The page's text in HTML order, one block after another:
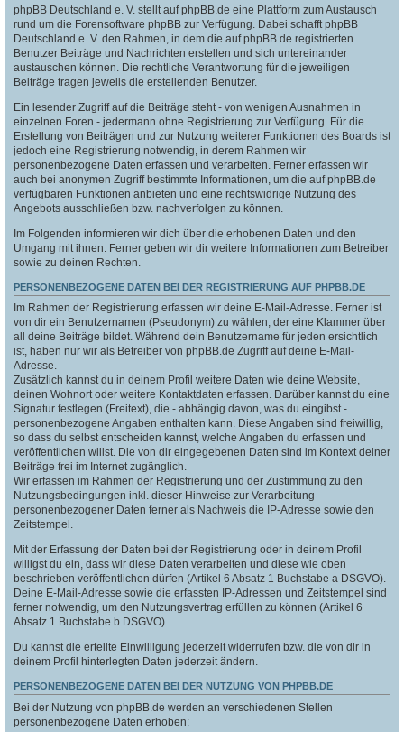
phpBB Deutschland e. V. stellt auf phpBB.de eine Plattform zum Austausch
rund um die Forensoftware phpBB zur Verfügung. Dabei schafft phpBB
Deutschland e. V. den Rahmen, in dem die auf phpBB.de registrierten
Benutzer Beiträge und Nachrichten erstellen und sich untereinander
austauschen können. Die rechtliche Verantwortung für die jeweiligen
Beiträge tragen jeweils die erstellenden Benutzer.
Ein lesender Zugriff auf die Beiträge steht - von wenigen Ausnahmen in
einzelnen Foren - jedermann ohne Registrierung zur Verfügung. Für die
Erstellung von Beiträgen und zur Nutzung weiterer Funktionen des Boards ist
jedoch eine Registrierung notwendig, in derem Rahmen wir
personenbezogene Daten erfassen und verarbeiten. Ferner erfassen wir
auch bei anonymen Zugriff bestimmte Informationen, um die auf phpBB.de
verfügbaren Funktionen anbieten und eine rechtswidrige Nutzung des
Angebots ausschließen bzw. nachverfolgen zu können.
Im Folgenden informieren wir dich über die erhobenen Daten und den
Umgang mit ihnen. Ferner geben wir dir weitere Informationen zum Betreiber
sowie zu deinen Rechten.
PERSONENBEZOGENE DATEN BEI DER REGISTRIERUNG AUF PHPBB.DE
Im Rahmen der Registrierung erfassen wir deine E-Mail-Adresse. Ferner ist
von dir ein Benutzernamen (Pseudonym) zu wählen, der eine Klammer über
all deine Beiträge bildet. Während dein Benutzername für jeden ersichtlich
ist, haben nur wir als Betreiber von phpBB.de Zugriff auf deine E-Mail-
Adresse.
Zusätzlich kannst du in deinem Profil weitere Daten wie deine Website,
deinen Wohnort oder weitere Kontaktdaten erfassen. Darüber kannst du eine
Signatur festlegen (Freitext), die - abhängig davon, was du eingibst -
personenbezogene Angaben enthalten kann. Diese Angaben sind freiwillig,
so dass du selbst entscheiden kannst, welche Angaben du erfassen und
veröffentlichen willst. Die von dir eingegebenen Daten sind im Kontext deiner
Beiträge frei im Internet zugänglich.
Wir erfassen im Rahmen der Registrierung und der Zustimmung zu den
Nutzungsbedingungen inkl. dieser Hinweise zur Verarbeitung
personenbezogener Daten ferner als Nachweis die IP-Adresse sowie den
Zeitstempel.
Mit der Erfassung der Daten bei der Registrierung oder in deinem Profil
willigst du ein, dass wir diese Daten verarbeiten und diese wie oben
beschrieben veröffentlichen dürfen (Artikel 6 Absatz 1 Buchstabe a DSGVO).
Deine E-Mail-Adresse sowie die erfassten IP-Adressen und Zeitstempel sind
ferner notwendig, um den Nutzungsvertrag erfüllen zu können (Artikel 6
Absatz 1 Buchstabe b DSGVO).
Du kannst die erteilte Einwilligung jederzeit widerrufen bzw. die von dir in
deinem Profil hinterlegten Daten jederzeit ändern.
PERSONENBEZOGENE DATEN BEI DER NUTZUNG VON PHPBB.DE
Bei der Nutzung von phpBB.de werden an verschiedenen Stellen
personenbezogene Daten erhoben: